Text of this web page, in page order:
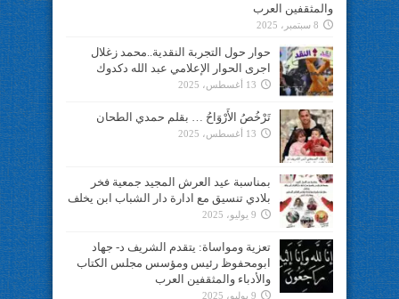
والمثقفين العرب
8 سبتمبر، 2025
حوار حول التجربة النقدية..محمد زغلال
اجرى الحوار الإعلامي عبد الله دكدوك
13 أغسطس، 2025
تَرْخُصُ الأَرْوَاحُ … بقلم حمدي الطحان
13 أغسطس، 2025
بمناسبة عيد العرش المجيد جمعية فخر
بلادي تنسيق مع ادارة دار الشباب ابن يخلف
9 يوليو، 2025
تعزية ومواساة: يتقدم الشريف د- جهاد
ابومحفوظ رئيس ومؤسس مجلس الكتاب
والأدباء والمثقفين العرب
9 يوليو، 2025